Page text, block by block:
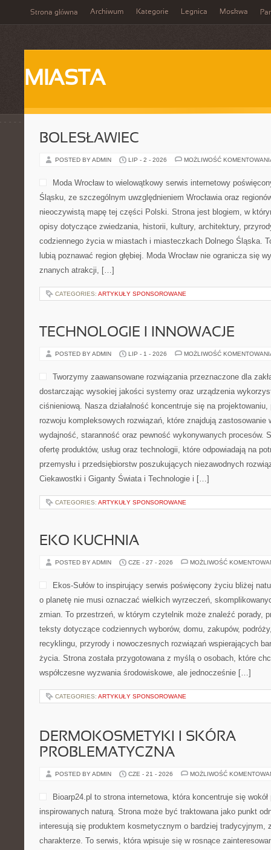
Strona główna Archiwum Kategorie Legnica Moskwa
MIASTA
BOLESŁAWIEC
POSTED BY ADMIN LIP - 2 - 2026 MOŻLIWOŚĆ
Moda Wrocław to wielowątkowy serwis internetowy
Śląsku, ze szczególnym uwzględnieniem Wrocławia oraz
nieoczywistą mapę tej części Polski. Strona jest blogiem, w
opisy dotyczące zwiedzania, historii, kultury, architektury,
codziennego życia w miastach i miasteczkach Dolnego Śląska.
lubią poznawać region głębiej. Moda Wrocław nie ogranicza się
znanych atrakcji, […]
CATEGORIES: ARTYKUŁY SPONSOROWANE
TECHNOLOGIE I INNOWACJE
POSTED BY ADMIN LIP - 1 - 2026 MOŻLIWOŚĆ
Tworzymy zaawansowane rozwiązania przeznaczone dla
dostarczając wysokiej jakości systemy oraz urządzenia
ciśnieniową. Nasza działalność koncentruje się na
rozwoju kompleksowych rozwiązań, które znajdują
wydajność, staranność oraz pewność wykonywanych procesów.
ofertę produktów, usług oraz technologii, które odpowiadają na
przemysłu i przedsiębiorstw poszukujących niezawodnych
Ciekawostki i Giganty Świata i Technologie i […]
CATEGORIES: ARTYKUŁY SPONSOROWANE
EKO KUCHNIA
POSTED BY ADMIN CZE - 27 - 2026 MOŻLIWOŚĆ
Ekos-Sułów to inspirujący serwis poświęcony życiu bliżej
o planetę nie musi oznaczać wielkich wyrzeczeń,
zmian. To przestrzeń, w którym czytelnik może znaleźć porady,
teksty dotyczące codziennych wyborów, domu, zakupów,
recyklingu, przyrody i nowoczesnych rozwiązań wspierających
życia. Strona została przygotowana z myślą o osobach, które
współczesne wyzwania środowiskowe, ale jednocześnie […]
CATEGORIES: ARTYKUŁY SPONSOROWANE
DERMOKOSMETYKI I SKÓRA
PROBLEMATYCZNA
POSTED BY ADMIN CZE - 21 - 2026 MOŻLIWOŚĆ
Bioarp24.pl to strona internetowa, która koncentruje się
inspirowanych naturą. Strona może być traktowana jako punkt
interesują się produktem kosmetycznym o bardziej tradycyjnym,
charakterze. To serwis, która wpisuje się w rosnące